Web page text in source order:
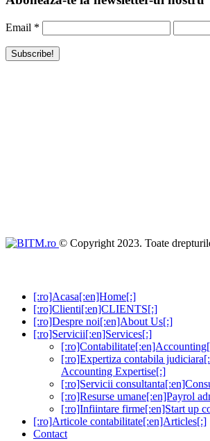
Email *
© Copyright 2023. Toate
[:ro]Acasa[:en]Home[:]
[:ro]Clienti[:en]CLIENTS[:]
[:ro]Despre noi[:en]About Us[:]
[:ro]Servicii[:en]Services[:]
[:ro]Expertiza contabila
Accounting Expertise[:]
[:ro]Servicii
[:ro]Resurse umane[:en]Payrol
[:ro]Infiintare firme[:en]Start up
[:ro]Articole contabilitate[:en]Articles[:]
Contact